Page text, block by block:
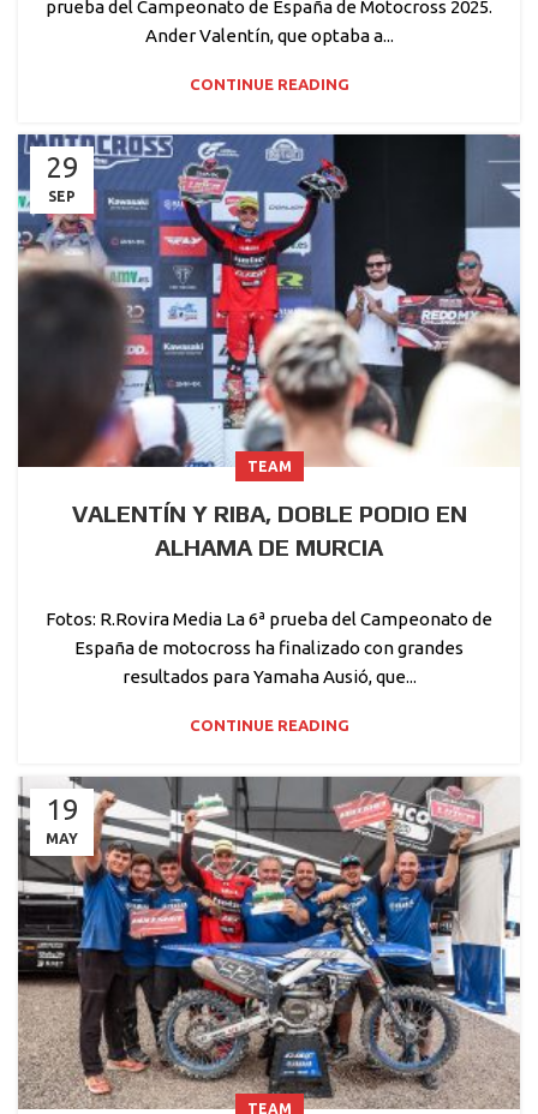
prueba del Campeonato de España de Motocross 2025.
Ander Valentín, que optaba a...
CONTINUE READING
29
SEP
TEAM
VALENTÍN Y RIBA, DOBLE PODIO EN
ALHAMA DE MURCIA
Fotos: R.Rovira Media La 6ª prueba del Campeonato de
España de motocross ha finalizado con grandes
resultados para Yamaha Ausió, que...
CONTINUE READING
19
MAY
TEAM